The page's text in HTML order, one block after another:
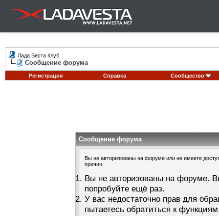
Лада Веста Клуб
Сообщение форума
Регистрация Справка Сообщество
Сообщение форума
Вы не авторизованы на форуме или не имеете
причин:
Вы не авторизованы на форуме.
попробуйте ещё раз.
У вас недостаточно прав для
пытаетесь обратиться к